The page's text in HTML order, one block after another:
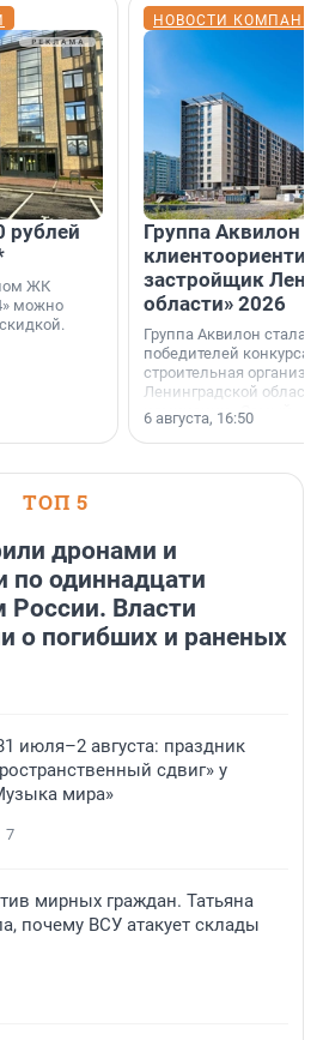
рублей
ЖК
можно
НОВОСТИ
Группа Аквилон
застройщик
области» 2026
Группа Аквилон стала
победителей конкурса
строительная
Ленинградской области
номинации «Самый
застройщик
области».
6 августа, 16:50
ТОП 5
дронами и
по одиннадцати
России. Власти
о погибших и раненых
июля–2 августа: праздник
сдвиг» у
мира»
7
мирных граждан. Татьяна
почему ВСУ атакует склады